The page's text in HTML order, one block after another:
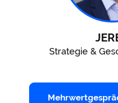
Strategie &